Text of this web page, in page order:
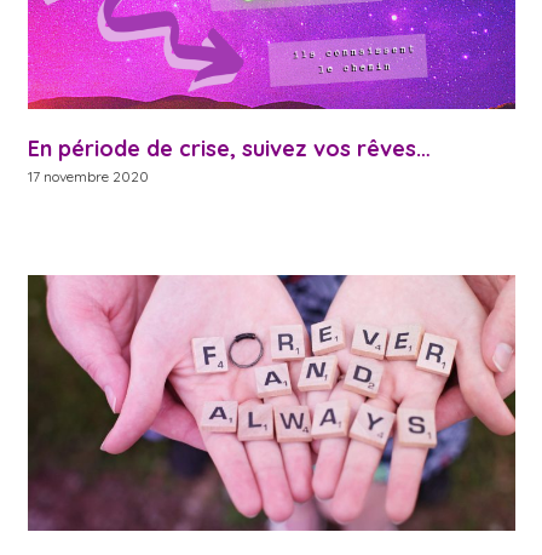
En période de crise, suivez vos rêves…
17 novembre 2020